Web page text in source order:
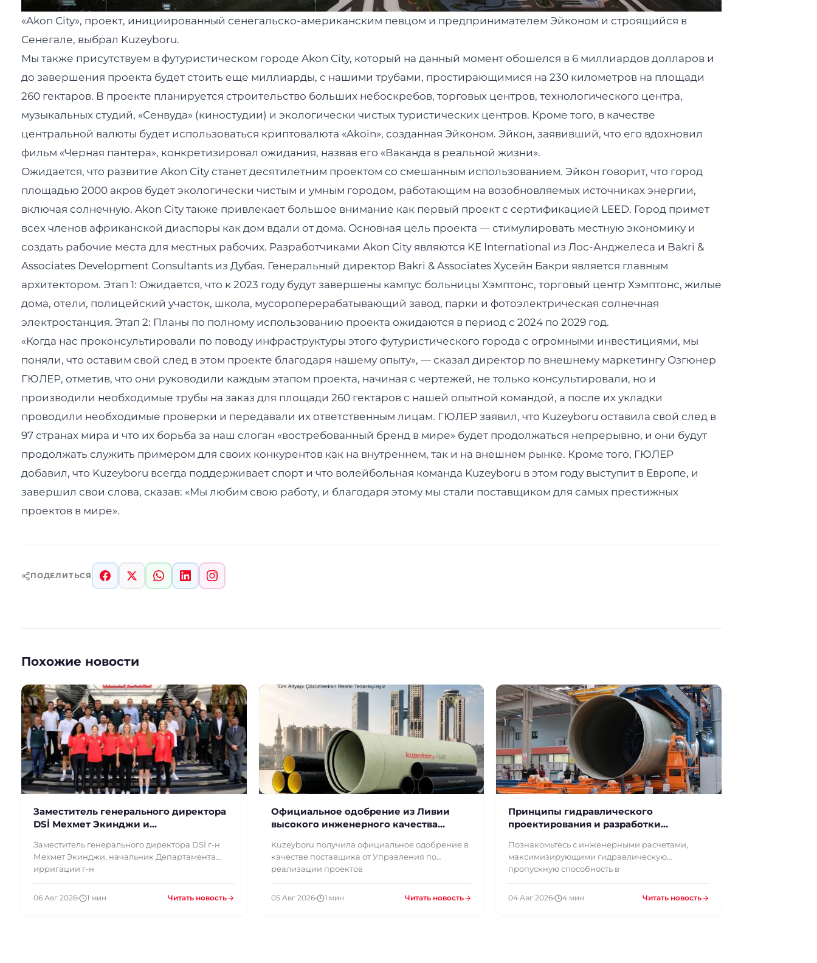
«Akon City», проект, инициированный сенегальско-американским певцом и предпринимателем Эйконом и строящийся в
Сенегале, выбрал Kuzeyboru.
Мы также присутствуем в футуристическом городе Akon City, который на данный момент обошелся в 6 миллиардов долларов и
до завершения проекта будет стоить еще миллиарды, с нашими трубами, простирающимися на 230 километров на площади
260 гектаров. В проекте планируется строительство больших небоскребов, торговых центров, технологического центра,
музыкальных студий, «Сенвуда» (киностудии) и экологически чистых туристических центров. Кроме того, в качестве
центральной валюты будет использоваться криптовалюта «Akoin», созданная Эйконом. Эйкон, заявивший, что его вдохновил
фильм «Черная пантера», конкретизировал ожидания, назвав его «Ваканда в реальной жизни».
Ожидается, что развитие Akon City станет десятилетним проектом со смешанным использованием. Эйкон говорит, что город
площадью 2000 акров будет экологически чистым и умным городом, работающим на возобновляемых источниках энергии,
включая солнечную. Akon City также привлекает большое внимание как первый проект с сертификацией LEED. Город примет
всех членов африканской диаспоры как дом вдали от дома. Основная цель проекта — стимулировать местную экономику и
создать рабочие места для местных рабочих. Разработчиками Akon City являются KE International из Лос-Анджелеса и Bakri &
Associates Development Consultants из Дубая. Генеральный директор Bakri & Associates Хусейн Бакри является главным
архитектором. Этап 1: Ожидается, что к 2023 году будут завершены кампус больницы Хэмптонс, торговый центр Хэмптонс, жилые
дома, отели, полицейский участок, школа, мусороперерабатывающий завод, парки и фотоэлектрическая солнечная
электростанция. Этап 2: Планы по полному использованию проекта ожидаются в период с 2024 по 2029 год.
«Когда нас проконсультировали по поводу инфраструктуры этого футуристического города с огромными инвестициями, мы
поняли, что оставим свой след в этом проекте благодаря нашему опыту», — сказал директор по внешнему маркетингу Озгюнер
ГЮЛЕР, отметив, что они руководили каждым этапом проекта, начиная с чертежей, не только консультировали, но и
производили необходимые трубы на заказ для площади 260 гектаров с нашей опытной командой, а после их укладки
проводили необходимые проверки и передавали их ответственным лицам. ГЮЛЕР заявил, что Kuzeyboru оставила свой след в
97 странах мира и что их борьба за наш слоган «востребованный бренд в мире» будет продолжаться непрерывно, и они будут
продолжать служить примером для своих конкурентов как на внутреннем, так и на внешнем рынке. Кроме того, ГЮЛЕР
добавил, что Kuzeyboru всегда поддерживает спорт и что волейбольная команда Kuzeyboru в этом году выступит в Европе, и
завершил свои слова, сказав: «Мы любим свою работу, и благодаря этому мы стали поставщиком для самых престижных
проектов в мире».
ПОДЕЛИТЬСЯ
Похожие новости
Заместитель генерального директора
DSİ Мехмет Экинджи и
осмотрели наше предприятие
Заместитель генерального директора DSİ г-н
Мехмет Экинджи, начальник Департамента
ирригации г-н
06 Авг 2026 1 мин Читать новость
Официальное одобрение из Ливии
высокого инженерного качества
Kuzeyboru получила официальное одобрение в
качестве поставщика от Управления по
реализации проектов
05 Авг 2026 1 мин Читать новость
Принципы гидравлического
проектирования и разработки
большого диаметра
Познакомьтесь с инженерными расчетами,
максимизирующими гидравлическую
пропускную способность в
04 Авг 2026 4 мин Читать новость